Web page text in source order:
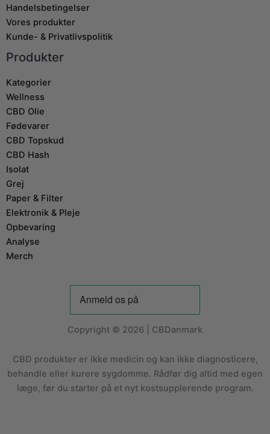
Handelsbetingelser
Vores produkter
Kunde- & Privatlivspolitik
Produkter
Kategorier
Wellness
CBD Olie
Fødevarer
CBD Topskud
CBD Hash
Isolat
Grej
Paper & Filter
Elektronik & Pleje
Opbevaring
Analyse
Merch
Copyright © 2026 | CBDanmark
CBD produkter er ikke medicin og kan ikke diagnosticere,
behandle eller kurere sygdomme. Rådfør dig altid med egen
læge, før du starter på et nyt kostsupplerende program.